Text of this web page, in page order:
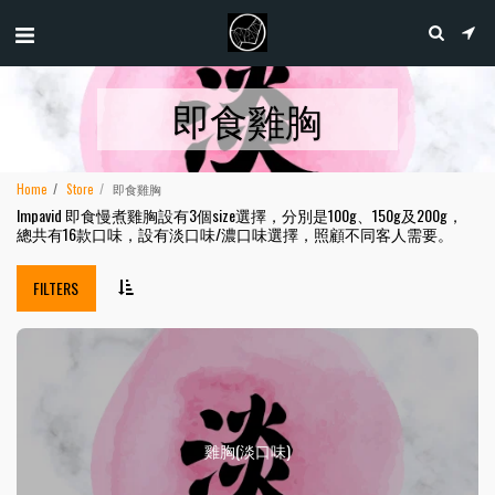
即食雞胸
Home Store 即食雞胸
Impavid 即食慢煮雞胸設有3個size選擇，分別是100g、150g及200g，
總共有16款口味，設有淡口味/濃口味選擇，照顧不同客人需要。
FILTERS
雞胸(淡口味)